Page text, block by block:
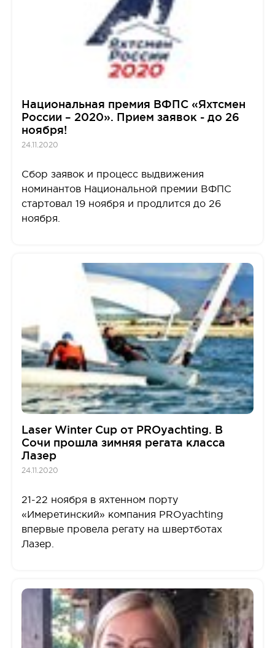
Национальная премия ВФПС «Яхтсмен
России – 2020». Прием заявок - до 26
ноября!
24.11.2020
Сбор заявок и процесс выдвижения
номинантов Национальной премии ВФПС
стартовал 19 ноября и продлится до 26
ноября.
Laser Winter Cup от PROyachting. В
Сочи прошла зимняя регата класса
Лазер
24.11.2020
21-22 ноября в яхтенном порту
«Имеретинский» компания PROyachting
впервые провела регату на швертботах
Лазер.